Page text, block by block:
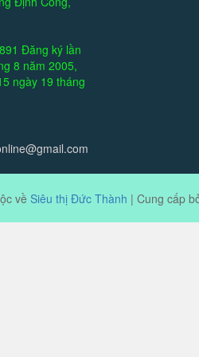
Đăng ký lần
8 năm 2005,
ngày 19 tháng
về Siêu thị Đức Thành | Cung cấp